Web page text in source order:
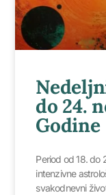
do 24.
Godine
Period od 18. do
intenzivne
svakodnevni